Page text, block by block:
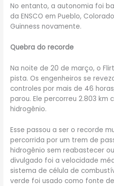
No entanto, a autonomia foi
da ENSCO em Pueblo,
Guinness novamente.
Quebra do recorde
Na noite de 20 de março, o
pista. Os engenheiros se
controles por mais de 46
parou. Ele percorreu 2.803 km
hidrogênio.
Esse passou a ser o recorde
percorrida por um trem de
hidrogênio sem reabastecer
divulgado foi a velocidade
sistema de célula de
verde foi usado como fonte